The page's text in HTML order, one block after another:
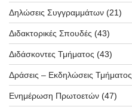
Δηλώσεις Συγγραμμάτων (21)
Διδακτορικές Σπουδές (43)
Διδάσκοντες Τμήματος (43)
Δράσεις – Εκδηλώσεις Τμήματος
Ενημέρωση Πρωτοετών (47)